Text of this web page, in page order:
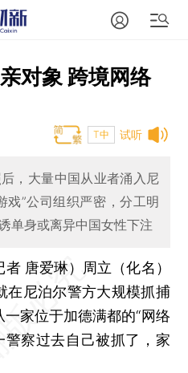
对象 跨境网络
试听
T中
，大量中国从业者涌入尼
戏”公司组织严密，分工明
单身或离异中国女性下注
唐爱琳） 周立（化名）
在尼泊尔警方大规模抓捕
家位于加德满都的“网络
警察过去自己被抓了，家